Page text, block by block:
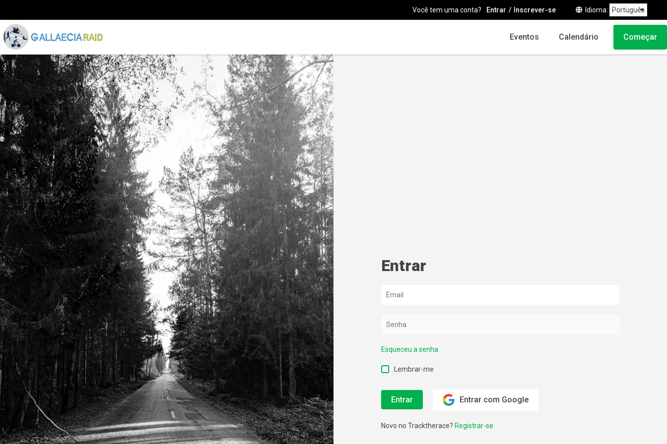
Você tem uma conta? Entrar Inscrever-se Idioma
Eventos Calendário Começar
Entrar
Esqueceu a senha
Lembrar-me
Entrar com Google
Novo no Tracktherace? Registrar-se